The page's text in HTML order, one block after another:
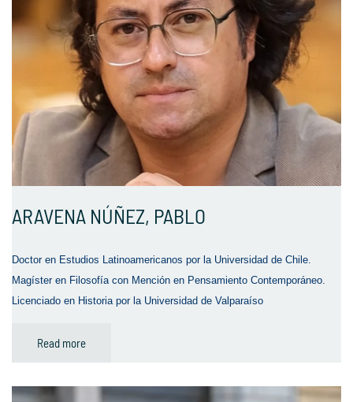
ARAVENA NÚÑEZ, PABLO
Doctor en Estudios Latinoamericanos por la Universidad de Chile.
Magíster en Filosofía con Mención en Pensamiento Contemporáneo.
Licenciado en Historia por la Universidad de Valparaíso
Read more